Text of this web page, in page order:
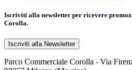
Iscriviti alla newsletter per ricevere
Corolla.
Iscriviti alla Newsletter
Parco Commerciale Corolla - Via